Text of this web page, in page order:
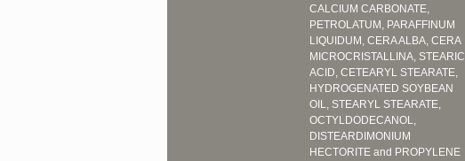
CALCIUM CARBONATE,
PETROLATUM, PARAFFINUM
LIQUIDUM, CERA ALBA, CERA
MICROCRISTALLINA, STEARIC
ACID, CETEARYL STEARATE,
HYDROGENATED SOYBEAN
OIL, STEARYL STEARATE,
OCTYLDODECANOL,
DISTEARDIMONIUM
HECTORITE and PROPYLENE